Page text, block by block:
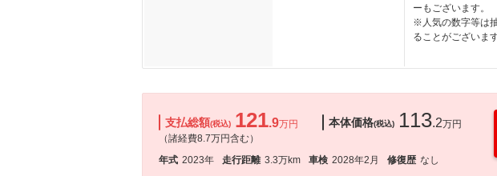
ーもございます。
※人気の数字等は
ることがございます
支払総額(税込) 121.9万円
（諸経費8.7万円含む）
本体価格(税込) 113.2万円
年式 2023年 走行距離 3.3万km 車検 2028年2月 修復歴 なし